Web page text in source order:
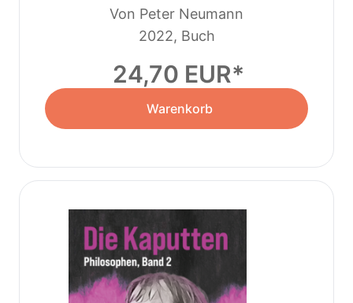
Von Peter Neumann
2022, Buch
24,70 EUR
Warenkorb